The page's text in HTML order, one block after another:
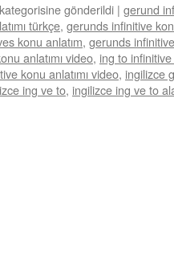
kategorisine gönderildi | gerund
türkçe, gerunds infinitive
konu anlatım, gerunds
anlatımı video, ing to infinitive
konu anlatımı video, ingilizce
ing ve to, ingilizce ing ve to